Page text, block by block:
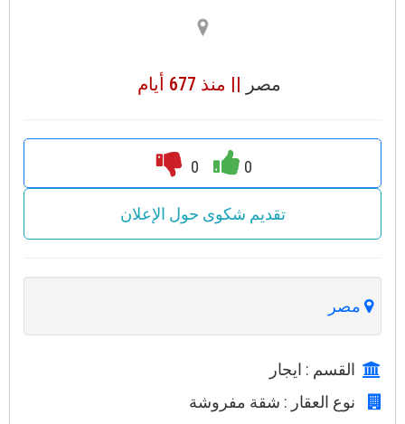
مصر || منذ 677 أيام
0
0
تقديم شكوى حول الإعلان
مصر
القسم : ايجار
نوع العقار : شقة مفروشة